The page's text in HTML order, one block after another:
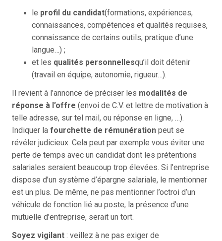
le profil du candidat(formations, expériences,
connaissances, compétences et qualités requises,
connaissance de certains outils, pratique d’une
langue…) ;
et les qualités personnellesqu’il doit détenir
(travail en équipe, autonomie, rigueur…).
Il revient à l’annonce de préciser les modalités de
réponse à l’offre (envoi de C.V. et lettre de motivation à
telle adresse, sur tel mail, ou réponse en ligne, …).
Indiquer la fourchette de rémunération peut se
révéler judicieux. Cela peut par exemple vous éviter une
perte de temps avec un candidat dont les prétentions
salariales seraient beaucoup trop élevées. Si l’entreprise
dispose d’un système d’épargne salariale, le mentionner
est un plus. De même, ne pas mentionner l’octroi d’un
véhicule de fonction lié au poste, la présence d’une
mutuelle d’entreprise, serait un tort.
Soyez vigilant : veillez à ne pas exiger de